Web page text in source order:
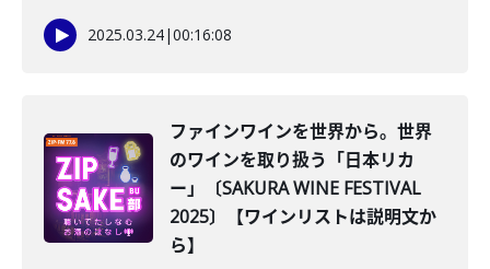
2025.03.24|00:16:08
ファインワインを世界から。世界
のワインを取り扱う「日本リカ
ー」〔SAKURA WINE FESTIVAL
2025〕【ワインリストは説明文か
ら】